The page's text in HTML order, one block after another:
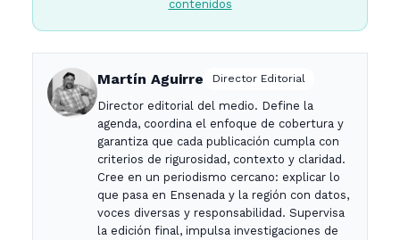
contenidos
Martín Aguirre Director Editorial
Director editorial del medio. Define la
agenda, coordina el enfoque de cobertura y
garantiza que cada publicación cumpla con
criterios de rigurosidad, contexto y claridad.
Cree en un periodismo cercano: explicar lo
que pasa en Ensenada y la región con datos,
voces diversas y responsabilidad. Supervisa
la edición final, impulsa investigaciones de